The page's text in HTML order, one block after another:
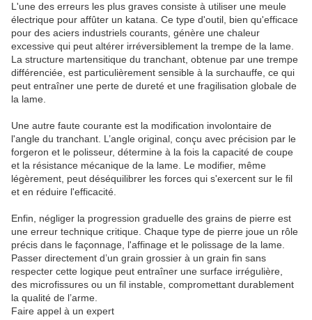
L'une des erreurs les plus graves consiste à utiliser une meule
électrique pour affûter un katana. Ce type d'outil, bien qu'efficace
pour des aciers industriels courants, génère une chaleur
excessive qui peut altérer irréversiblement la trempe de la lame.
La structure martensitique du tranchant, obtenue par une trempe
différenciée, est particulièrement sensible à la surchauffe, ce qui
peut entraîner une perte de dureté et une fragilisation globale de
la lame.
Une autre faute courante est la modification involontaire de
l'angle du tranchant. L’angle original, conçu avec précision par le
forgeron et le polisseur, détermine à la fois la capacité de coupe
et la résistance mécanique de la lame. Le modifier, même
légèrement, peut déséquilibrer les forces qui s'exercent sur le fil
et en réduire l'efficacité.
Enfin, négliger la progression graduelle des grains de pierre est
une erreur technique critique. Chaque type de pierre joue un rôle
précis dans le façonnage, l'affinage et le polissage de la lame.
Passer directement d’un grain grossier à un grain fin sans
respecter cette logique peut entraîner une surface irrégulière,
des microfissures ou un fil instable, compromettant durablement
la qualité de l’arme.
Faire appel à un expert